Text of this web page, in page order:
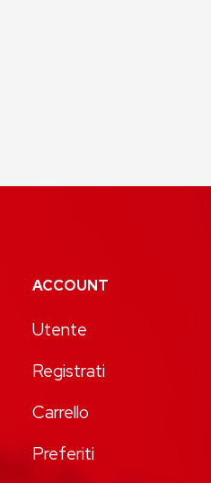
ACCOUNT
Utente
Registrati
Carrello
Preferiti